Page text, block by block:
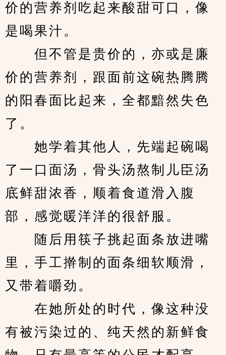
价的营养剂吃起来酸甜可口，像
是喝果汁。
但不管是贵价的，亦或是廉
价的营养剂，跟面前这碗热腾腾
的阳春面比起来，全都黯然失色
了。
她学着其他人，先端起碗喝
了一口面汤，骨头汤熬制儿臣汤
底鲜甜浓香，顺着食道滑入腹
部，感觉暖洋洋的很舒服。
随后用筷子挑起面条放进嘴
里，手工擀制的面条细软顺滑，
又带着嚼劲。
在她所处的时代，像这种没
有被污染过的、纯天然的新鲜食